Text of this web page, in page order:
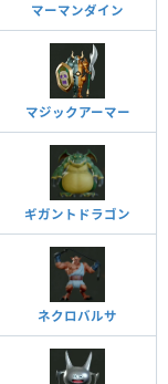
マーマンダイン
マジックアーマー
ギガントドラゴン
ネクロバルサ